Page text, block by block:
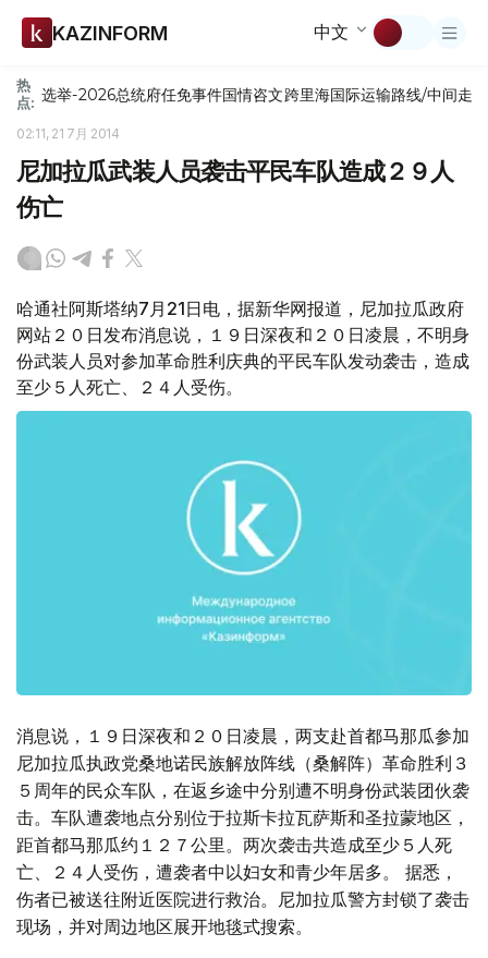
KAZINFORM 中文
热
点: 选举-2026总统府任免事件国情咨文跨里海国际运输路线/中间走廊
02:11, 21 7月 2014
尼加拉瓜武装人员袭击平民车队造成２９人
伤亡
哈通社阿斯塔纳7月21日电，据新华网报道，尼加拉瓜政府
网站２０日发布消息说，１９日深夜和２０日凌晨，不明身
份武装人员对参加革命胜利庆典的平民车队发动袭击，造成
至少５人死亡、２４人受伤。
消息说，１９日深夜和２０日凌晨，两支赴首都马那瓜参加
尼加拉瓜执政党桑地诺民族解放阵线（桑解阵）革命胜利３
５周年的民众车队，在返乡途中分别遭不明身份武装团伙袭
击。车队遭袭地点分别位于拉斯卡拉瓦萨斯和圣拉蒙地区，
距首都马那瓜约１２７公里。两次袭击共造成至少５人死
亡、２４人受伤，遭袭者中以妇女和青少年居多。 据悉，
伤者已被送往附近医院进行救治。尼加拉瓜警方封锁了袭击
现场，并对周边地区展开地毯式搜索。